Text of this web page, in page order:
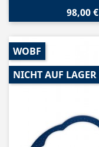
98,00 €
WOBF
NICHT AUF LAGER